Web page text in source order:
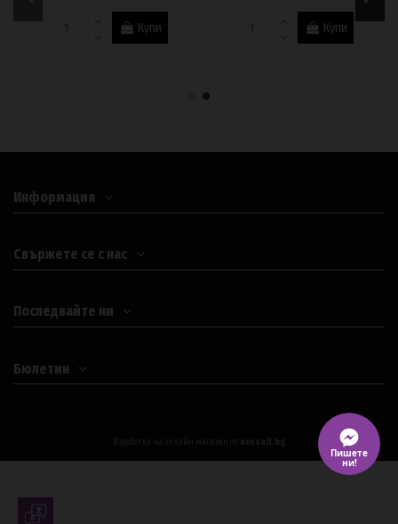
Купи Купи
Пишете
ни!
Информация
Свържете се с нас
Последвайте ни
Бюлетин
Изработка на онлайн магазин от novsait.bg